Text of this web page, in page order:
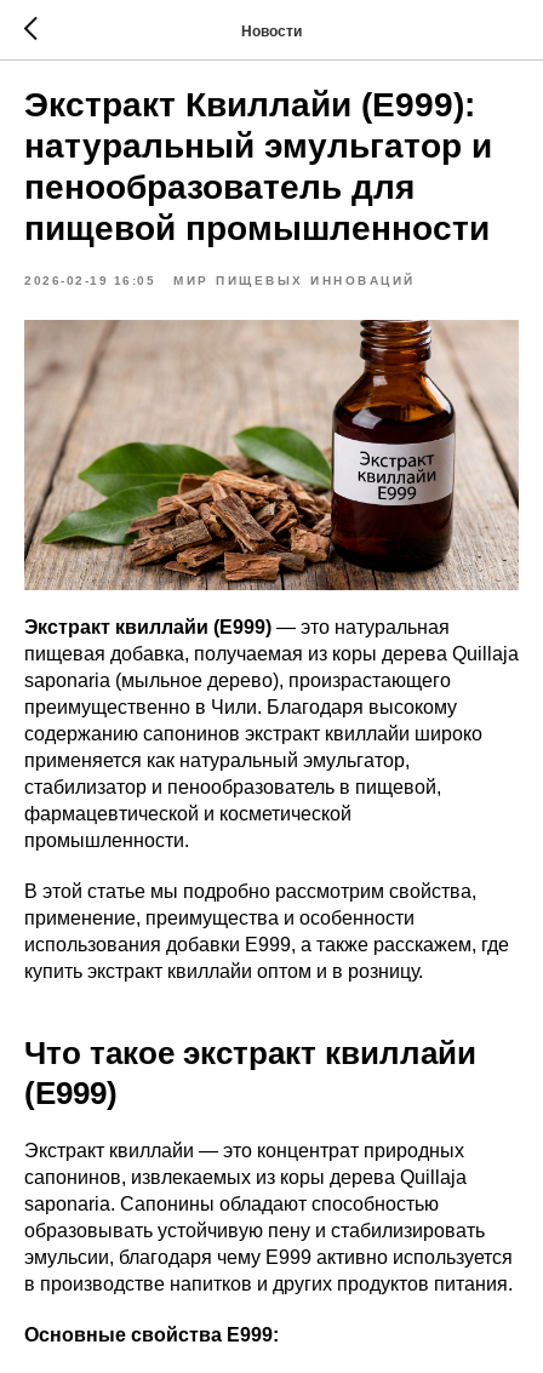
Новости
Экстракт Квиллайи (E999):
натуральный эмульгатор и
пенообразователь для
пищевой промышленности
2026-02-19 16:05 МИР ПИЩЕВЫХ ИННОВАЦИЙ
Экстракт квиллайи (E999) — это натуральная
пищевая добавка, получаемая из коры дерева Quillaja
saponaria (мыльное дерево), произрастающего
преимущественно в Чили. Благодаря высокому
содержанию сапонинов экстракт квиллайи широко
применяется как натуральный эмульгатор,
стабилизатор и пенообразователь в пищевой,
фармацевтической и косметической
промышленности.
В этой статье мы подробно рассмотрим свойства,
применение, преимущества и особенности
использования добавки E999, а также расскажем, где
купить экстракт квиллайи оптом и в розницу.
Что такое экстракт квиллайи
(E999)
Экстракт квиллайи — это концентрат природных
сапонинов, извлекаемых из коры дерева Quillaja
saponaria. Сапонины обладают способностью
образовывать устойчивую пену и стабилизировать
эмульсии, благодаря чему E999 активно используется
в производстве напитков и других продуктов питания.
Основные свойства E999: